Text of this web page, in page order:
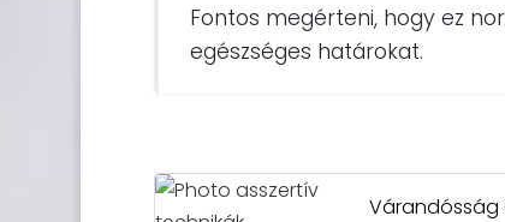
Fontos megérteni, hogy ez
egészséges határokat.
Várandósság